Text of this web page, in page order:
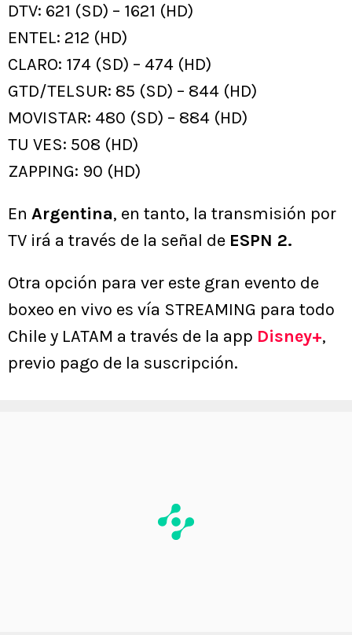
DTV: 621 (SD) – 1621 (HD)
ENTEL: 212 (HD)
CLARO: 174 (SD) – 474 (HD)
GTD/TELSUR: 85 (SD) – 844 (HD)
MOVISTAR: 480 (SD) – 884 (HD)
TU VES: 508 (HD)
ZAPPING: 90 (HD)
En Argentina, en tanto, la transmisión por
TV irá a través de la señal de ESPN 2.
Otra opción para ver este gran evento de
boxeo en vivo es vía STREAMING para todo
Chile y LATAM a través de la app Disney+,
previo pago de la suscripción.